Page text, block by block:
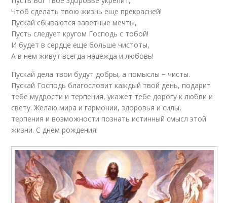
Чтоб сделать твою жизнь еще прекрасней!
Пускай сбываются заветные мечты,
Пусть следует кругом Господь с тобой!
И будет в сердце еще больше чистоты,
А в нем живут всегда надежда и любовь!
Пускай дела твои будут добры, а помыслы − чисты.
Пускай Господь благословит каждый твой день, подарит
тебе мудрости и терпения, укажет тебе дорогу к любви и
свету. Желаю мира и гармонии, здоровья и силы,
терпения и возможности познать истинный смысл этой
жизни. С днем рождения!